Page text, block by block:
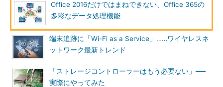
Office 2016だけではまねできない、Office 365の
多彩なデータ処理機能
端末追跡に「Wi-Fi as a Service」……ワイヤレスネ
ットワーク最新トレンド
「ストレージコントローラーはもう必要ない」──
実際にやってみた